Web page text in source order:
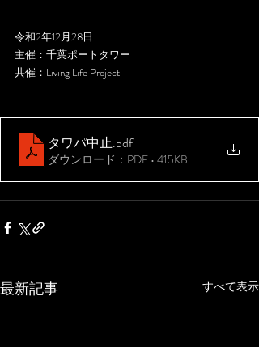
令和2年12月28日
主催：千葉ポートタワー
共催：Living Life Project
タワパ中止.pdf
ダウンロード：PDF • 415KB
最新記事 すべて表示